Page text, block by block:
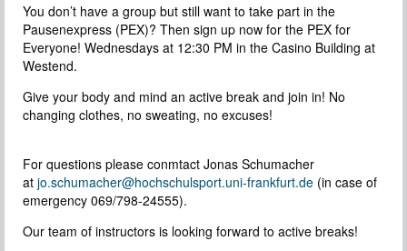
You don’t have a group but still want to take part in the
Pausenexpress (PEX)? Then sign up now for the PEX for
Everyone! Wednesdays at 12:30 PM in the Casino Building at
Westend.
Give your body and mind an active break and join in! No
changing clothes, no sweating, no excuses!
For questions please conmtact Jonas Schumacher
at jo.schumacher@hochschulsport.uni-frankfurt.de (in case of
emergency 069/798-24555).
Our team of instructors is looking forward to active breaks!